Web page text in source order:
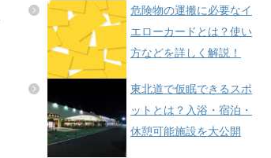
危険物の運搬に必要なイ
エローカードとは？使い
方などを詳しく解説！
東北道で仮眠できるスポ
ットとは？入浴・宿泊・
休憩可能施設を大公開